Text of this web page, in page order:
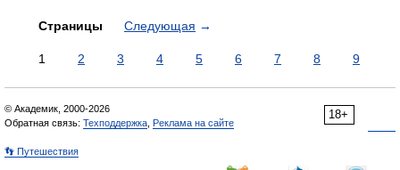
Страницы Следующая →
1 2 3 4 5 6 7 8 9
18+
© Академик, 2000-2026
Обратная связь: Техподдержка Реклама на сайте
👣 Путешествия